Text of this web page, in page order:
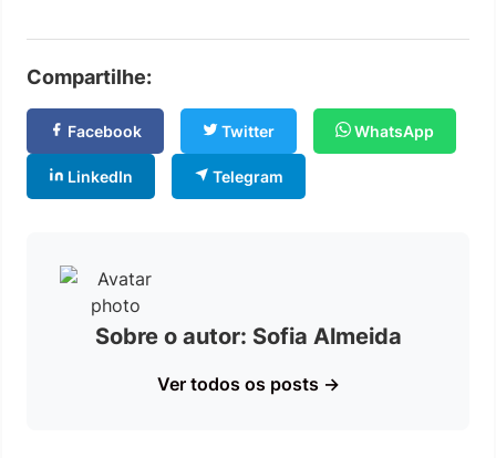
Compartilhe:
Facebook Twitter WhatsApp
LinkedIn Telegram
Sobre o autor: Sofia Almeida
Ver todos os posts →